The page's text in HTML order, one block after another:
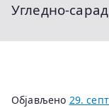
Угледно-
Објављено 29.